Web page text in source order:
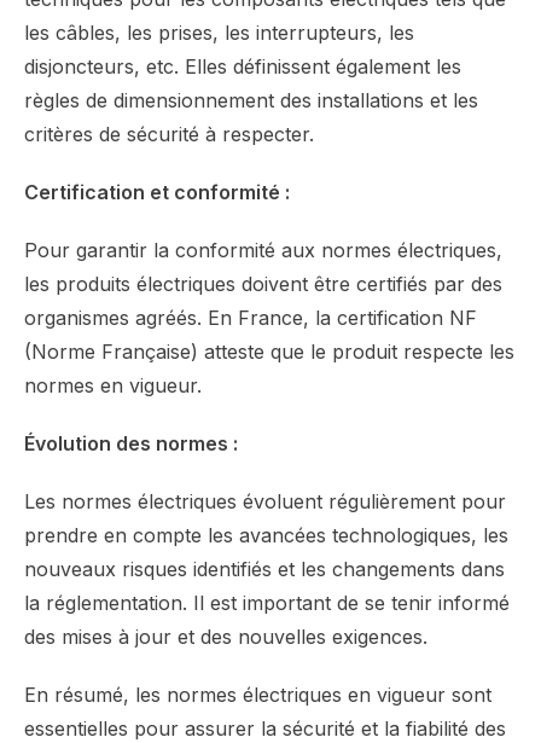
les câbles, les prises, les interrupteurs, les
disjoncteurs, etc. Elles définissent également les
règles de dimensionnement des installations et les
critères de sécurité à respecter.
Certification et conformité :
Pour garantir la conformité aux normes électriques,
les produits électriques doivent être certifiés par des
organismes agréés. En France, la certification NF
(Norme Française) atteste que le produit respecte les
normes en vigueur.
Évolution des normes :
Les normes électriques évoluent régulièrement pour
prendre en compte les avancées technologiques, les
nouveaux risques identifiés et les changements dans
la réglementation. Il est important de se tenir informé
des mises à jour et des nouvelles exigences.
En résumé, les normes électriques en vigueur sont
essentielles pour assurer la sécurité et la fiabilité des